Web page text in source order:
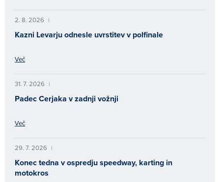
2. 8. 2026 |
Kazni Levarju odnesle uvrstitev v polfinale
Več
31. 7. 2026 |
Padec Cerjaka v zadnji vožnji
Več
29. 7. 2026 |
Konec tedna v ospredju speedway, karting in
motokros